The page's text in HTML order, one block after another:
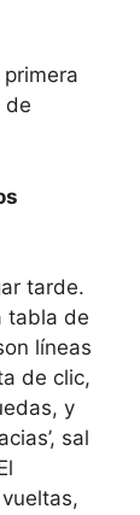
de
tarde.
tabla de
líneas
de clic,
y
sal